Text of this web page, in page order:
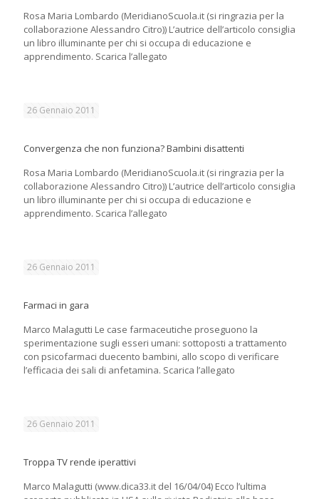
Rosa Maria Lombardo (MeridianoScuola.it (si ringrazia per la
collaborazione Alessandro Citro)) L’autrice dell’articolo consiglia
un libro illuminante per chi si occupa di educazione e
apprendimento. Scarica l’allegato
26 Gennaio 2011
Convergenza che non funziona? Bambini disattenti
Rosa Maria Lombardo (MeridianoScuola.it (si ringrazia per la
collaborazione Alessandro Citro)) L’autrice dell’articolo consiglia
un libro illuminante per chi si occupa di educazione e
apprendimento. Scarica l’allegato
26 Gennaio 2011
Farmaci in gara
Marco Malagutti Le case farmaceutiche proseguono la
sperimentazione sugli esseri umani: sottoposti a trattamento
con psicofarmaci duecento bambini, allo scopo di verificare
l’efficacia dei sali di anfetamina. Scarica l’allegato
26 Gennaio 2011
Troppa TV rende iperattivi
Marco Malagutti (www.dica33.it del 16/04/04) Ecco l’ultima